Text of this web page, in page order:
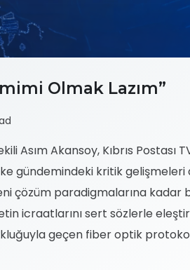
Olmak Lazım”
Akansoy, Kıbrıs Postası
gündemindeki kritik
çözüm paradigmalarına kadar
icraatlarını sert sözlerle
geçen fiber optik